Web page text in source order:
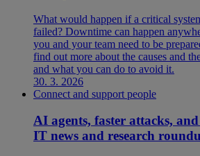
What would happen if a critical
failed? Downtime can happen
you and your team need to be
find out more about the causes and
and what you can do to avoid it.
30. 3. 2026
Connect and support people
AI agents, faster attacks,
IT news and research